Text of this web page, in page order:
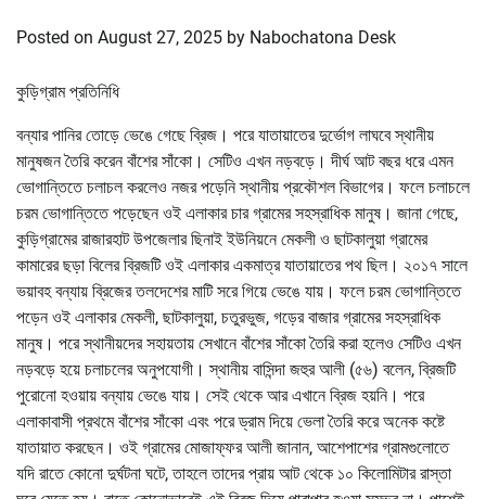
Posted on August 27, 2025 by Nabochatona Desk
কুড়িগ্রাম প্রতিনিধি
বন্যার পানির তোড়ে ভেঙে গেছে ব্রিজ। পরে যাতায়াতের দুর্ভোগ লাঘবে স্থানীয়
মানুষজন তৈরি করেন বাঁশের সাঁকো। সেটিও এখন নড়বড়ে। দীর্ঘ আট বছর ধরে এমন
ভোগান্তিতে চলাচল করলেও নজর পড়েনি স্থানীয় প্রকৌশল বিভাগের। ফলে চলাচলে
চরম ভোগান্তিতে পড়েছেন ওই এলাকার চার গ্রামের সহস্রাধিক মানুষ। জানা গেছে,
কুড়িগ্রামের রাজারহাট উপজেলার ছিনাই ইউনিয়নে মেকলী ও ছাটকালুয়া গ্রামের
কামারের ছড়া বিলের ব্রিজটি ওই এলাকার একমাত্র যাতায়াতের পথ ছিল। ২০১৭ সালে
ভয়াবহ বন্যায় ব্রিজের তলদেশের মাটি সরে গিয়ে ভেঙে যায়। ফলে চরম ভোগান্তিতে
পড়েন ওই এলাকার মেকলী, ছাটকালুয়া, চতুরভুজ, গড়ের বাজার গ্রামের সহস্রাধিক
মানুষ। পরে স্থানীয়দের সহায়তায় সেখানে বাঁশের সাঁকো তৈরি করা হলেও সেটিও এখন
নড়বড়ে হয়ে চলাচলের অনুপযোগী। স্থানীয় বাসিন্দা জহুর আলী (৫৬) বলেন, ব্রিজটি
পুরোনো হওয়ায় বন্যায় ভেঙে যায়। সেই থেকে আর এখানে ব্রিজ হয়নি। পরে
এলাকাবাসী প্রথমে বাঁশের সাঁকো এবং পরে ড্রাম দিয়ে ভেলা তৈরি করে অনেক কষ্টে
যাতায়াত করছেন। ওই গ্রামের মোজাফ্ফর আলী জানান, আশেপাশের গ্রামগুলোতে
যদি রাতে কোনো দুর্ঘটনা ঘটে, তাহলে তাদের প্রায় আট থেকে ১০ কিলোমিটার রাস্তা